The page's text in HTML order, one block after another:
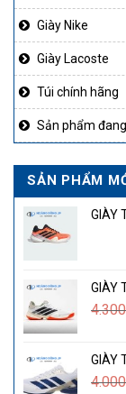
Giày Nike
Giày Lacoste
Túi chính hãng
Sản phẩm
SẢN PHẨM
GIÀY
GIÀY
GIÀY